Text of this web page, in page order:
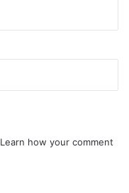
Learn how your comment